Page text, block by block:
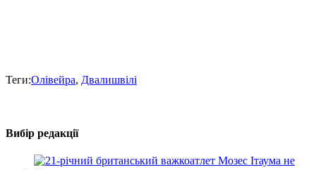
Теги:Олівейра, Двалишвілі
Вибір редакції